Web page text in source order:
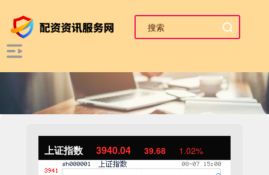
上证指数 3940.04 39.68 1.02%